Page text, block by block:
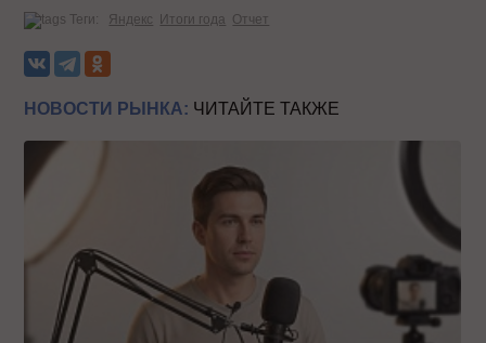
Теги: Яндекс Итоги года Отчет
НОВОСТИ РЫНКА: ЧИТАЙТЕ ТАКЖЕ